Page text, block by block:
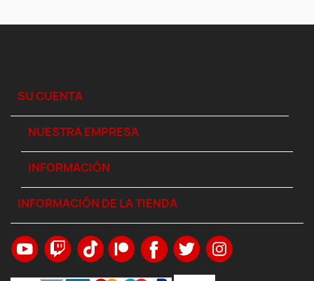
SU CUENTA
NUESTRA EMPRESA
INFORMACIÓN
INFORMACIÓN DE LA TIENDA